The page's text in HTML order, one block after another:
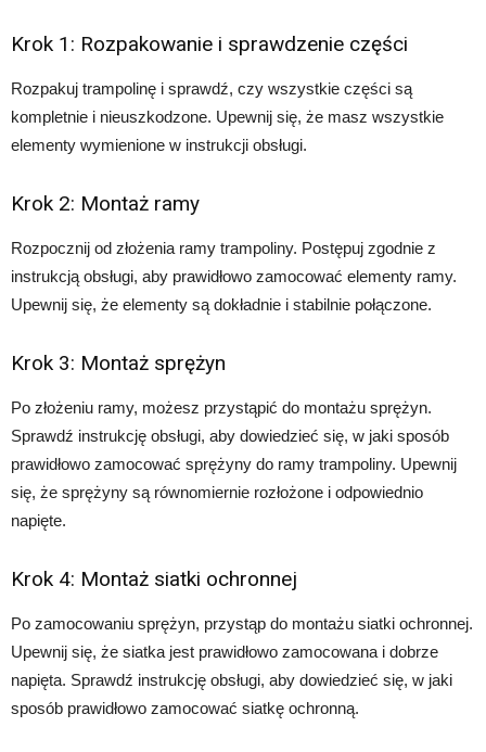
Krok 1: Rozpakowanie i sprawdzenie części
Rozpakuj trampolinę i sprawdź, czy wszystkie części są
kompletnie i nieuszkodzone. Upewnij się, że masz wszystkie
elementy wymienione w instrukcji obsługi.
Krok 2: Montaż ramy
Rozpocznij od złożenia ramy trampoliny. Postępuj zgodnie z
instrukcją obsługi, aby prawidłowo zamocować elementy ramy.
Upewnij się, że elementy są dokładnie i stabilnie połączone.
Krok 3: Montaż sprężyn
Po złożeniu ramy, możesz przystąpić do montażu sprężyn.
Sprawdź instrukcję obsługi, aby dowiedzieć się, w jaki sposób
prawidłowo zamocować sprężyny do ramy trampoliny. Upewnij
się, że sprężyny są równomiernie rozłożone i odpowiednio
napięte.
Krok 4: Montaż siatki ochronnej
Po zamocowaniu sprężyn, przystąp do montażu siatki ochronnej.
Upewnij się, że siatka jest prawidłowo zamocowana i dobrze
napięta. Sprawdź instrukcję obsługi, aby dowiedzieć się, w jaki
sposób prawidłowo zamocować siatkę ochronną.